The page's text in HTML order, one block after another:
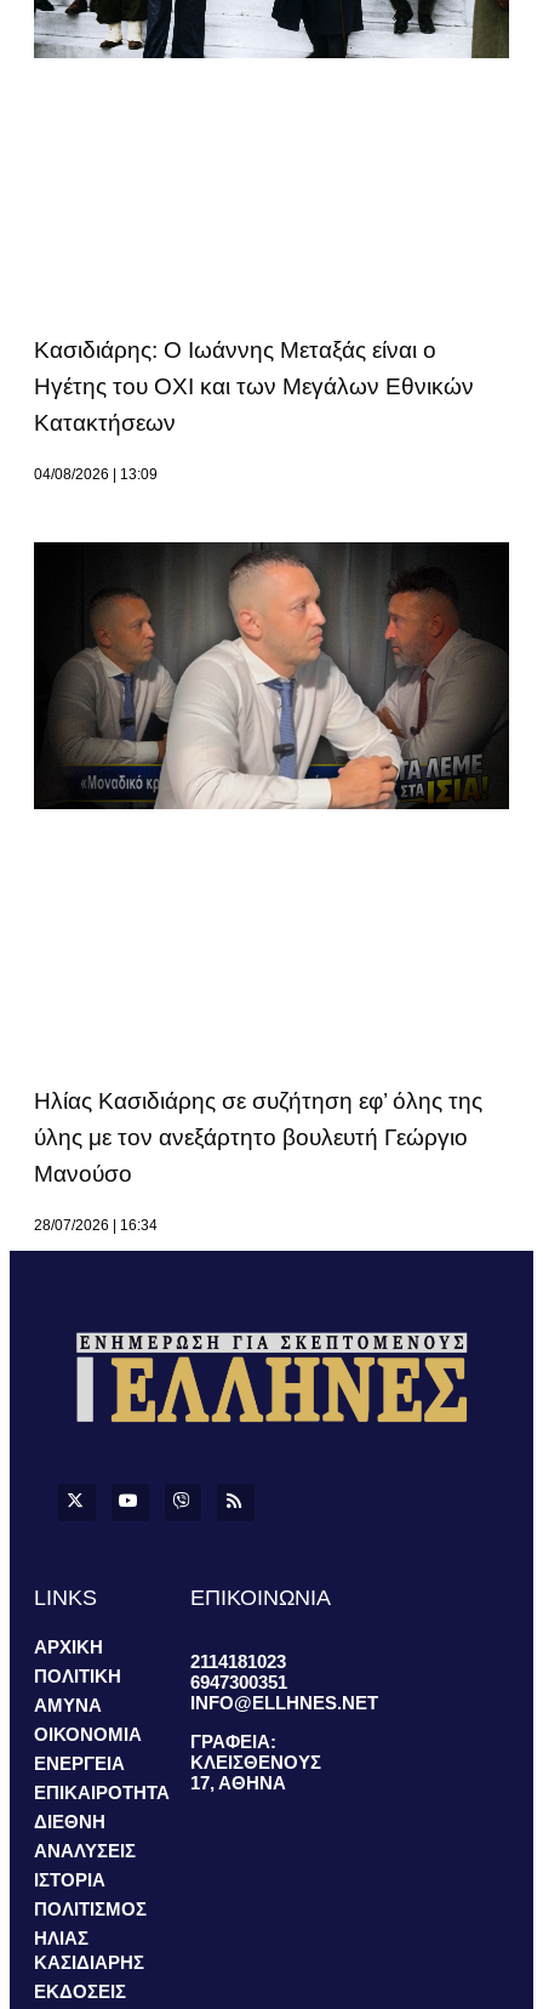
Κασιδιάρης: Ο Ιωάννης Μεταξάς είναι ο
Ηγέτης του ΟΧΙ και των Μεγάλων Εθνικών
Κατακτήσεων
04/08/2026 13:09
Ηλίας Κασιδιάρης σε συζήτηση εφ’ όλης της
ύλης με τον ανεξάρτητο βουλευτή Γεώργιο
Μανούσο
28/07/2026 16:34
LINKS
ΑΡΧΙΚΗ
ΠΟΛΙΤΙΚΗ
ΑΜΥΝΑ
ΟΙΚΟΝΟΜΙΑ
ΕΝΕΡΓΕΙΑ
ΕΠΙΚΑΙΡΟΤΗΤΑ
ΔΙΕΘΝΗ
ΑΝΑΛΥΣΕΙΣ
ΙΣΤΟΡΙΑ
ΠΟΛΙΤΙΣΜΟΣ
ΗΛΙΑΣ
ΚΑΣΙΔΙΑΡΗΣ
ΕΚΔΟΣΕΙΣ
ΕΠΙΚΟΙΝΩΝΙΑ
2114181023
6947300351
INFO@ELLHNES.NET
ΓΡΑΦΕΙΑ:
ΚΛΕΙΣΘΕΝΟΥΣ
17, ΑΘΗΝΑ